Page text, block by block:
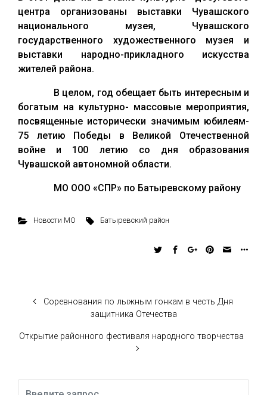
центра организованы выставки Чувашского
национального музея, Чувашского
государственного художественного музея и
выставки народно-прикладного искусства
жителей района.
В целом, год обещает быть интересным и
богатым на культурно- массовые мероприятия,
посвященные исторически значимым юбилеям-
75 летию Победы в Великой Отечественной
войне и 100 летию со дня образования
Чувашской автономной области.
МО ООО «СПР» по Батыревскому району
Новости МО Батыревский район
Соревнования по лыжным гонкам в честь Дня
защитника Отечества
Открытие районного фестиваля народного творчества